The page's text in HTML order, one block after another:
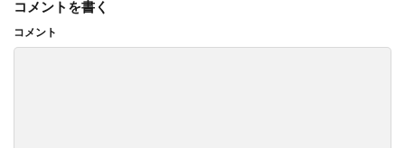
コメントを書く
コメント